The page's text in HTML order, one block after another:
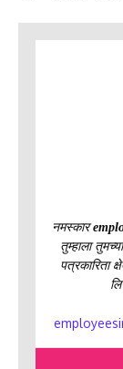
नमस्कार
तुम्हाला
पत्रकारिता